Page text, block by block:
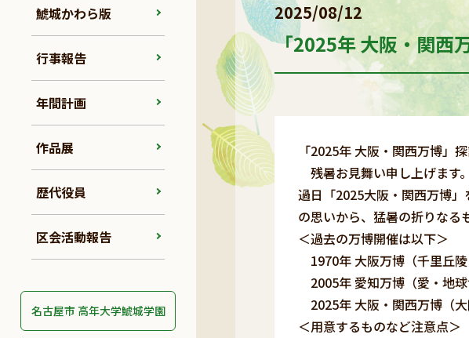
鯱城かわら版
行事報告
年間計画
作品展
歴代役員
区会活動報告
名古屋市 高年大学鯱城学園
2025/08/12
「2025年 大阪・関西
「2025年 大阪・関西万博」
残暑お見舞い申し上げます
過日「2025大阪・関西万博
の思いから、猛暑の折りなる
＜過去の万博開催は以下＞
1970年 大阪万博（千里丘
2005年 愛知万博（愛・地
2025年 大阪・関西万
＜用意するものなど注意点＞